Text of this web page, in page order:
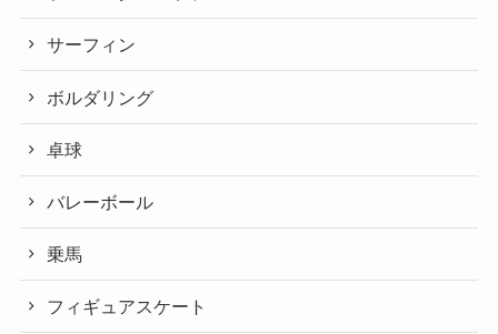
サーフィン
ボルダリング
卓球
バレーボール
乗馬
フィギュアスケート